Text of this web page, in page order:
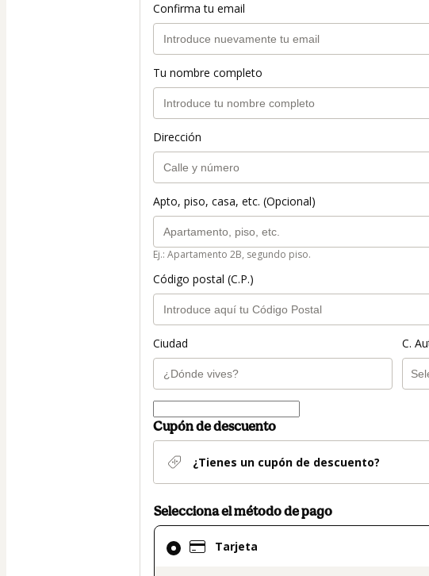
Confirma tu email
Tu nombre completo
Dirección
Apto, piso, casa, etc. (Opcional)
Ej.: Apartamento 2B, segundo piso.
Código postal (C.P.)
Ciudad C.
Cupón de descuento
¿Tienes un cupón de descuento?
Selecciona el método de pago
Tarjeta
El
método